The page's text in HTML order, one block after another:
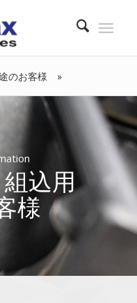
のお客様
込用
様